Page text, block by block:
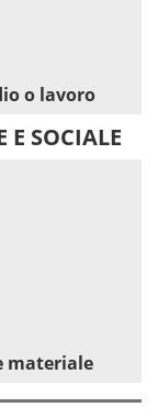
o lavoro
SOCIALE
materiale